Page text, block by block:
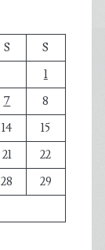
S
S
1
7
8
14
15
21
22
28
29